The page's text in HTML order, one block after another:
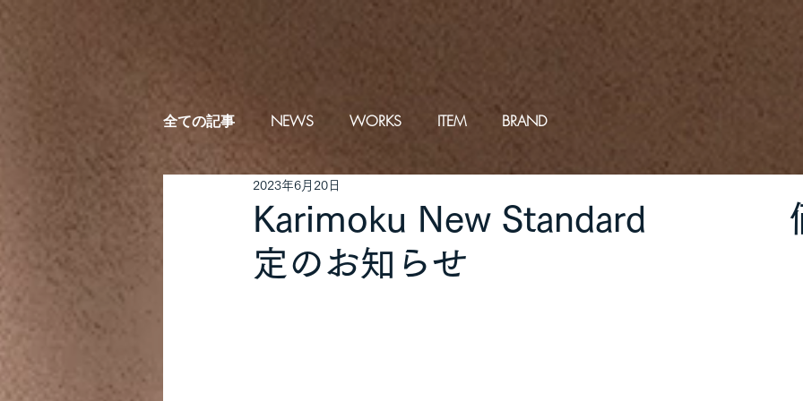
全ての記事 NEWS WORKS ITEM BRAND
Karimoku New Standard
定のお知らせ
2023年6月20日